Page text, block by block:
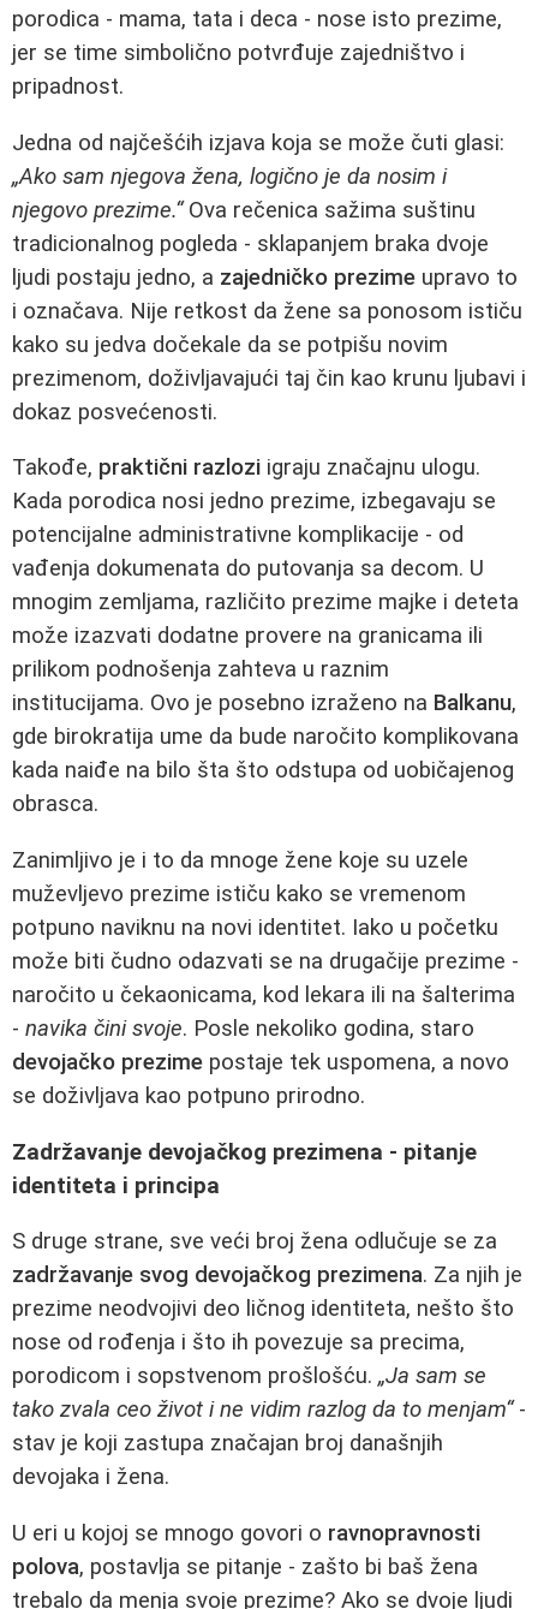
porodica - mama, tata i deca - nose isto prezime,
jer se time simbolično potvrđuje zajedništvo i
pripadnost.
Jedna od najčešćih izjava koja se može čuti glasi:
„Ako sam njegova žena, logično je da nosim i
njegovo prezime.“Ova rečenica sažima suštinu
tradicionalnog pogleda - sklapanjem braka dvoje
ljudi postaju jedno, a zajedničko prezime upravo to
i označava. Nije retkost da žene sa ponosom ističu
kako su jedva dočekale da se potpišu novim
prezimenom, doživljavajući taj čin kao krunu ljubavi i
dokaz posvećenosti.
Takođe, praktični razlozi igraju značajnu ulogu.
Kada porodica nosi jedno prezime, izbegavaju se
potencijalne administrativne komplikacije - od
vađenja dokumenata do putovanja sa decom. U
mnogim zemljama, različito prezime majke i deteta
može izazvati dodatne provere na granicama ili
prilikom podnošenja zahteva u raznim
institucijama. Ovo je posebno izraženo na Balkanu,
gde birokratija ume da bude naročito komplikovana
kada naiđe na bilo šta što odstupa od uobičajenog
obrasca.
Zanimljivo je i to da mnoge žene koje su uzele
muževljevo prezime ističu kako se vremenom
potpuno naviknu na novi identitet. Iako u početku
može biti čudno odazvati se na drugačije prezime -
naročito u čekaonicama, kod lekara ili na šalterima
- navika čini svoje. Posle nekoliko godina, staro
devojačko prezime postaje tek uspomena, a novo
se doživljava kao potpuno prirodno.
Zadržavanje devojačkog prezimena - pitanje
identiteta i principa
S druge strane, sve veći broj žena odlučuje se za
zadržavanje svog devojačkog prezimena. Za njih je
prezime neodvojivi deo ličnog identiteta, nešto što
nose od rođenja i što ih povezuje sa precima,
porodicom i sopstvenom prošlošću. „Ja sam se
tako zvala ceo život i ne vidim razlog da to menjam“-
stav je koji zastupa značajan broj današnjih
devojaka i žena.
U eri u kojoj se mnogo govori o ravnopravnosti
polova, postavlja se pitanje - zašto bi baš žena
trebalo da menja svoje prezime? Ako se dvoje ljudi